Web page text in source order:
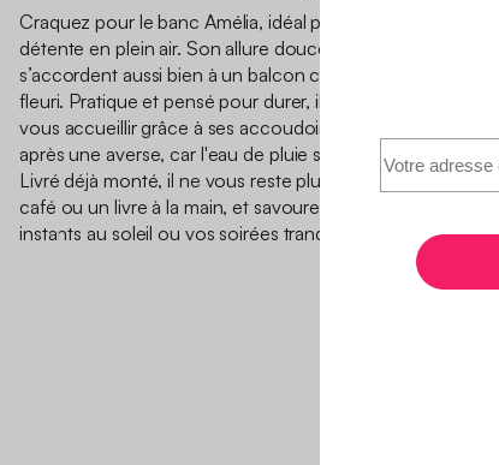
Craquez pour le banc Amélia, idéal pour vos moments de
détente en plein air. Son allure douce et son acier robuste
s’accordent aussi bien à un balcon citadin qu’à un jardin
fleuri. Pratique et pensé pour durer, il reste toujours prêt à
vous accueillir grâce à ses accoudoirs confortables même
après une averse, car l'eau de pluie s'évacue rapidement.
Livré déjà monté, il ne vous reste plus qu’à vous installer, un
café ou un livre à la main, et savourer pleinement vos
instants au soleil ou vos soirées tranquilles à deux.